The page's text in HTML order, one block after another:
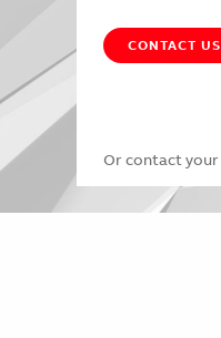
CONTACT US
Or contact your